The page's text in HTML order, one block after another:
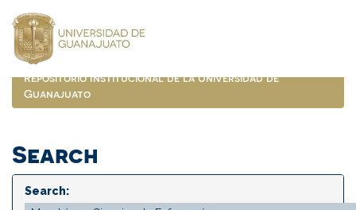
navigation
Repositorio Institucional de la Universidad de
Guanajuato
Search
Search: